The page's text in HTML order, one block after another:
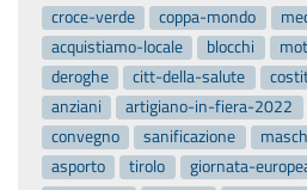
croce-verde
coppa-mondo
acquistiamo-locale
blocchi
deroghe
citt-della-salute
anziani
artigiano-in-fiera-2022
convegno
sanificazione
asporto
tirolo giornata-